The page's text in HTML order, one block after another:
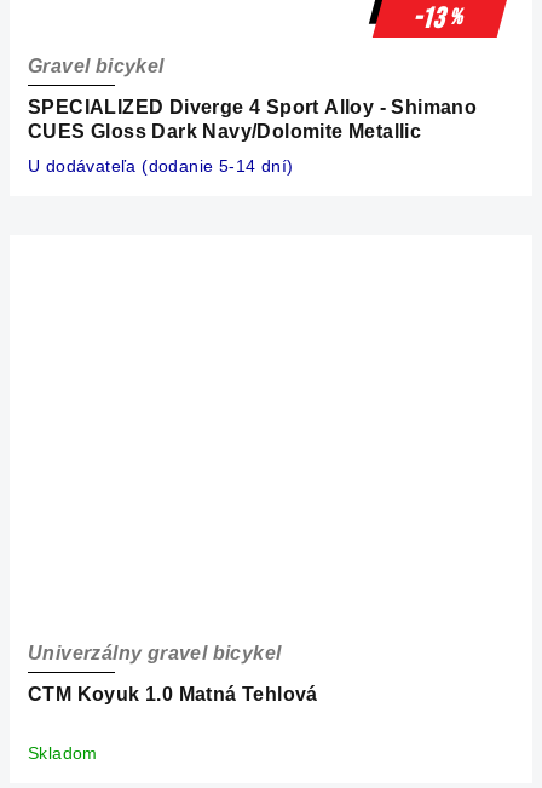
-13%
SPECIALIZED Diverge 4 Sport Alloy - Shimano
CUES Gloss Dark Navy/Dolomite Metallic
Gravel bicykel
U dodávateľa (dodanie 5-14 dní)
CTM Koyuk 1.0 Matná Tehlová
Univerzálny gravel bicykel
Skladom